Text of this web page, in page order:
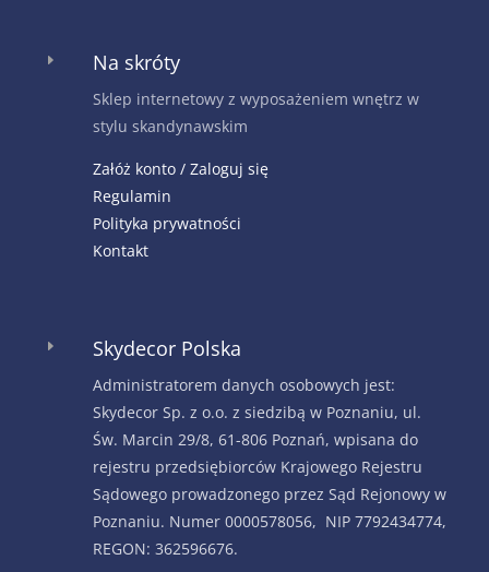
E Na skróty
Sklep internetowy z wyposażeniem wnętrz w
stylu skandynawskim
Załóż konto / Zaloguj się
Regulamin
Polityka prywatności
Kontakt
E Skydecor Polska
Administratorem danych osobowych jest:
Skydecor Sp. z o.o. z siedzibą w Poznaniu, ul.
Św. Marcin 29/8, 61-806 Poznań, wpisana do
rejestru przedsiębiorców Krajowego Rejestru
Sądowego prowadzonego przez Sąd Rejonowy w
Poznaniu. Numer 0000578056, NIP 7792434774,
REGON: 362596676.